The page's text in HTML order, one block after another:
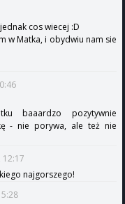
cos wiecej :D
w Matka, i obydwiu nam sie
baaardzo pozytywnie
- nie porywa, ale też nie
najgorszego!